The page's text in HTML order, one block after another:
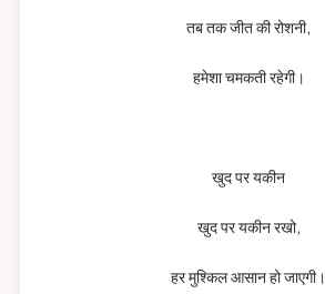
तब तक जीत की रोशनी,
हमेशा चमकती रहेगी।
खुद पर यकीन
खुद पर यकीन रखो,
हर मुश्किल आसान हो जाएगी।